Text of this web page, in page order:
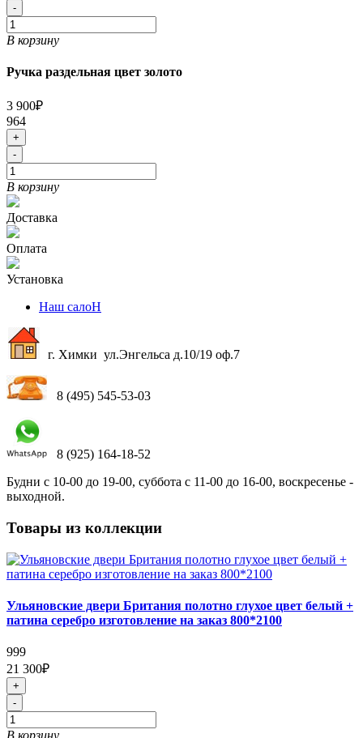
-
В корзину
Ручка раздельная цвет золото
3 900₽
964
+
-
В корзину
Доставка
Оплата
Установка
Наш салоН
г. Химки ул.Энгельса д.10/19 оф.7
8 (495) 545-53-03
8 (925) 164-18-52
Будни с 10-00 до 19-00, суббота с 11-00 до 16-00, воскресенье -
выходной.
Товары из коллекции
Ульяновские двери Британия полотно глухое цвет белый +
патина серебро изготовление на заказ 800*2100
999
21 300₽
+
-